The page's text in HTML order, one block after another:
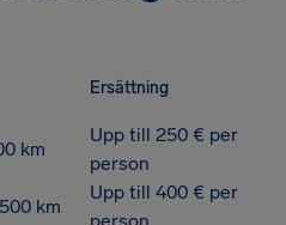
Ersättning
km
Upp till 250 € per
person
km
Upp till 400 € per